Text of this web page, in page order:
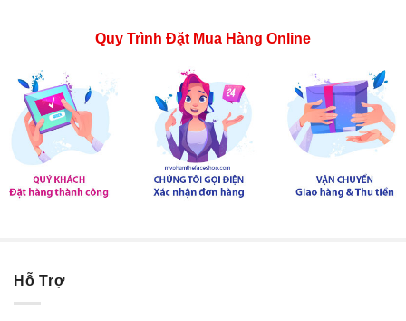
Quy Trình Đặt Mua Hàng Online
Hỗ Trợ